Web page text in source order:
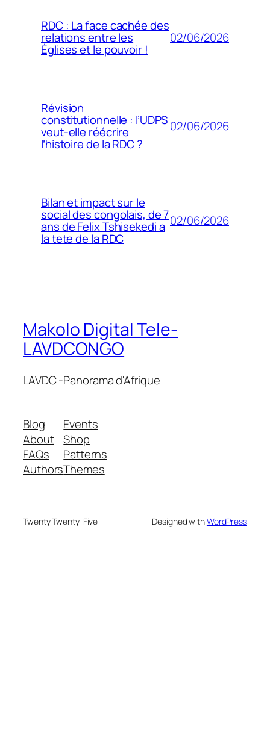
RDC : La face cachée des
relations entre les
Églises et le pouvoir !
02/06/2026
Révision
constitutionnelle : l’UDPS
veut-elle réécrire
l’histoire de la RDC ?
02/06/2026
Bilan et impact sur le
social des congolais, de 7
ans de Felix Tshisekedi a
la tete de la RDC
02/06/2026
Makolo Digital Tele-
LAVDCONGO
LAVDC -Panorama d'Afrique
Blog
About
FAQs
Authors
Events
Shop
Patterns
Themes
Twenty Twenty-Five Designed withWordPress